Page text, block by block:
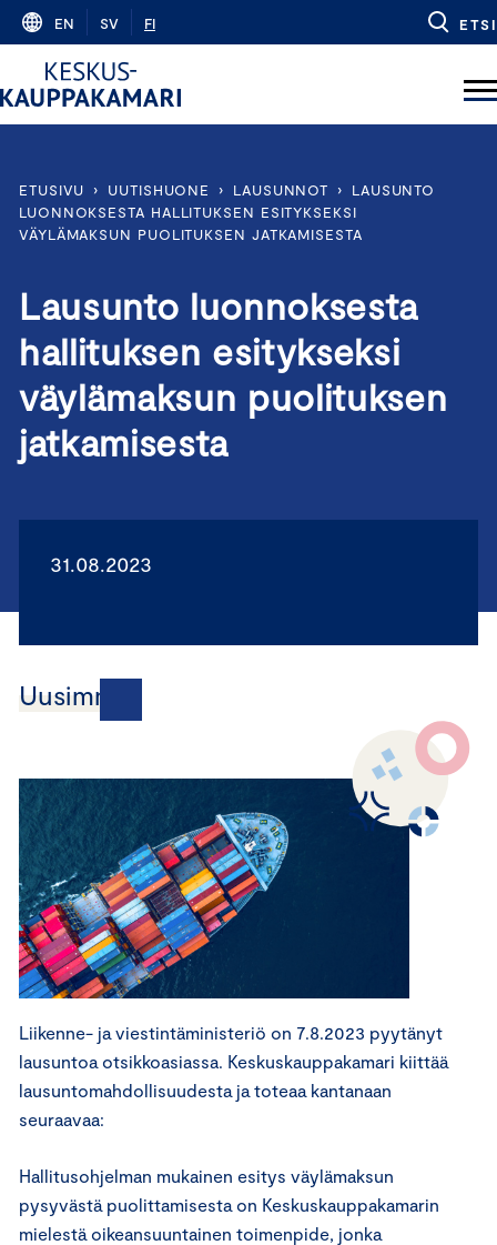
Skip
content
EN SV FI ETSI
ETUSIVU › UUTISHUONE › LAUSUNNOT ›
LAUSUNTO
LUONNOKSESTA HALLITUKSEN ESITYKSEKSI
VÄYLÄMAKSUN PUOLITUKSEN JATKAMISESTA
Lausunto luonnoksesta
hallituksen esitykseksi
väylämaksun puolituksen
jatkamisesta
31.08.2023
Uusimmat
Liikenne- ja viestintäministeriö on 7.8.2023 pyytänyt
lausuntoa otsikkoasiassa. Keskuskauppakamari kiittää
lausuntomahdollisuudesta ja toteaa kantanaan
seuraavaa:
Hallitusohjelman mukainen esitys väylämaksun
pysyvästä puolittamisesta on Keskuskauppakamarin
mielestä oikeansuuntainen toimenpide, jonka